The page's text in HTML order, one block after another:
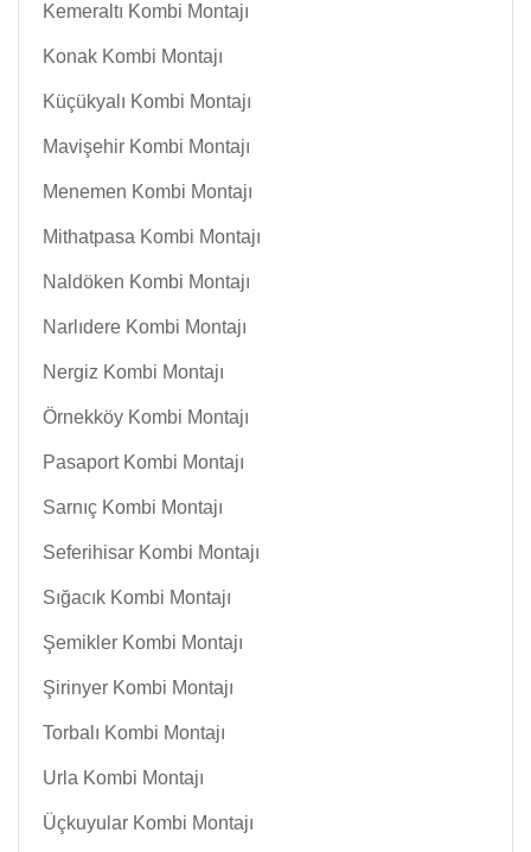
Kemeraltı Kombi Montajı
Konak Kombi Montajı
Küçükyalı Kombi Montajı
Mavişehir Kombi Montajı
Menemen Kombi Montajı
Mithatpasa Kombi Montajı
Naldöken Kombi Montajı
Narlıdere Kombi Montajı
Nergiz Kombi Montajı
Örnekköy Kombi Montajı
Pasaport Kombi Montajı
Sarnıç Kombi Montajı
Seferihisar Kombi Montajı
Sığacık Kombi Montajı
Şemikler Kombi Montajı
Şirinyer Kombi Montajı
Torbalı Kombi Montajı
Urla Kombi Montajı
Üçkuyular Kombi Montajı